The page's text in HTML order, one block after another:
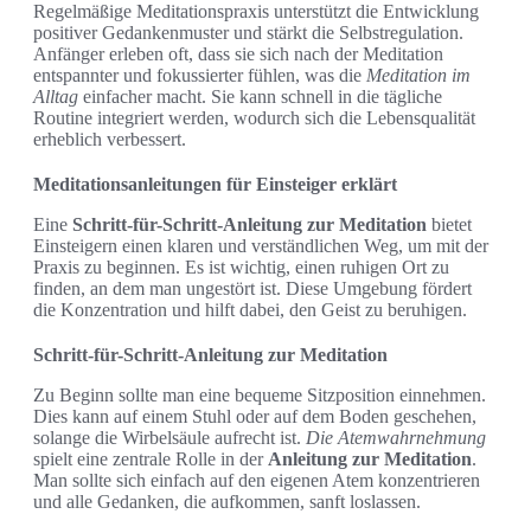
Regelmäßige Meditationspraxis unterstützt die Entwicklung
positiver Gedankenmuster und stärkt die Selbstregulation.
Anfänger erleben oft, dass sie sich nach der Meditation
entspannter und fokussierter fühlen, was die Meditation im
Alltag einfacher macht. Sie kann schnell in die tägliche
Routine integriert werden, wodurch sich die Lebensqualität
erheblich verbessert.
Meditationsanleitungen für Einsteiger erklärt
Eine Schritt-für-Schritt-Anleitung zur Meditation bietet
Einsteigern einen klaren und verständlichen Weg, um mit der
Praxis zu beginnen. Es ist wichtig, einen ruhigen Ort zu
finden, an dem man ungestört ist. Diese Umgebung fördert
die Konzentration und hilft dabei, den Geist zu beruhigen.
Schritt-für-Schritt-Anleitung zur Meditation
Zu Beginn sollte man eine bequeme Sitzposition einnehmen.
Dies kann auf einem Stuhl oder auf dem Boden geschehen,
solange die Wirbelsäule aufrecht ist. Die Atemwahrnehmung
spielt eine zentrale Rolle in der Anleitung zur Meditation.
Man sollte sich einfach auf den eigenen Atem konzentrieren
und alle Gedanken, die aufkommen, sanft loslassen.